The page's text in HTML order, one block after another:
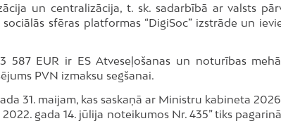
un centralizācija, t. sk. sadarbībā ar valsts
sfēras platformas “DigiSoc” izstrāde un
EUR ir ES Atveseļošanas un noturības
PVN izmaksu segšanai.
31. maijam, kas saskaņā ar Ministru kabineta
gada 14. jūlija noteikumos Nr. 435” tiks